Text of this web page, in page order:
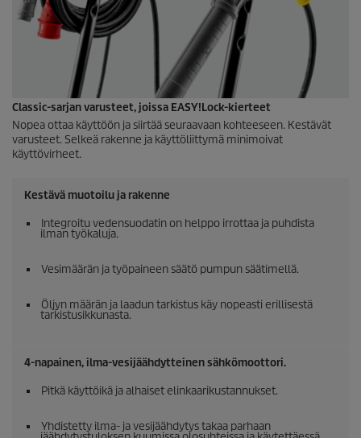
Classic-sarjan varusteet, joissa EASY!Lock-kierteet
Nopea ottaa käyttöön ja siirtää seuraavaan kohteeseen. Kestävät
varusteet. Selkeä rakenne ja käyttöliittymä minimoivat
käyttövirheet.
Kestävä muotoilu ja rakenne
Integroitu vedensuodatin on helppo irrottaa ja puhdista
ilman työkaluja.
Vesimäärän ja työpaineen säätö pumpun säätimellä.
Öljyn määrän ja laadun tarkistus käy nopeasti erillisestä
tarkistusikkunasta.
4-napainen, ilma-vesijäähdytteinen sähkömoottori.
Pitkä käyttöikä ja alhaiset elinkaarikustannukset.
Yhdistetty ilma- ja vesijäähdytys takaa parhaan